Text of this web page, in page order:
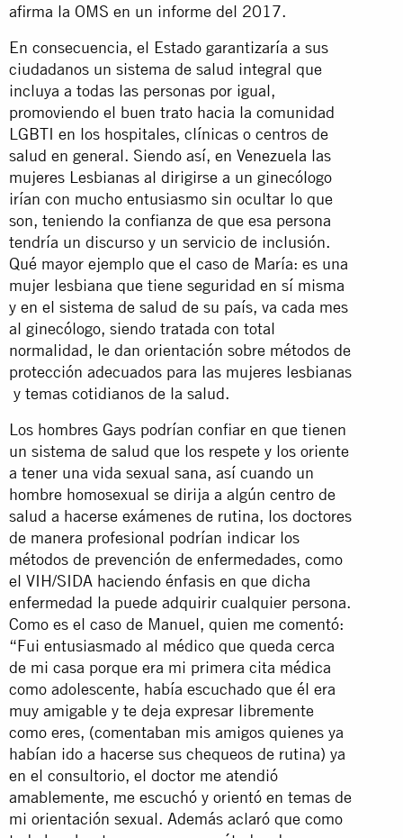
afirma la OMS en un informe del 2017.
En consecuencia, el Estado garantizaría a sus
ciudadanos un sistema de salud integral que
incluya a todas las personas por igual,
promoviendo el buen trato hacia la comunidad
LGBTI en los hospitales, clínicas o centros de
salud en general. Siendo así, en Venezuela las
mujeres Lesbianas al dirigirse a un ginecólogo
irían con mucho entusiasmo sin ocultar lo que
son, teniendo la confianza de que esa persona
tendría un discurso y un servicio de inclusión.
Qué mayor ejemplo que el caso de María: es una
mujer lesbiana que tiene seguridad en sí misma
y en el sistema de salud de su país, va cada mes
al ginecólogo, siendo tratada con total
normalidad, le dan orientación sobre métodos de
protección adecuados para las mujeres lesbianas
y temas cotidianos de la salud.
Los hombres Gays podrían confiar en que tienen
un sistema de salud que los respete y los oriente
a tener una vida sexual sana, así cuando un
hombre homosexual se dirija a algún centro de
salud a hacerse exámenes de rutina, los doctores
de manera profesional podrían indicar los
métodos de prevención de enfermedades, como
el VIH/SIDA haciendo énfasis en que dicha
enfermedad la puede adquirir cualquier persona.
Como es el caso de Manuel, quien me comentó:
“Fui entusiasmado al médico que queda cerca
de mi casa porque era mi primera cita médica
como adolescente, había escuchado que él era
muy amigable y te deja expresar libremente
como eres, (comentaban mis amigos quienes ya
habían ido a hacerse sus chequeos de rutina) ya
en el consultorio, el doctor me atendió
amablemente, me escuchó y orientó en temas de
mi orientación sexual. Además aclaró que como